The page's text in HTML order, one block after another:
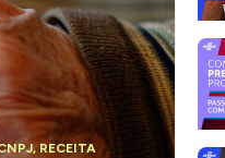
,RECEITA